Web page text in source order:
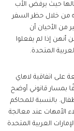
حيث يرفض الأب
من خلال حظر السفر
من الأحيان أن
إذا لم يفعلوا
المتحدة.
على اتفاقية لاهاي
بمسار قانوني أوضح
بالنسبة للمحاكم
الأمهات عند معالجة
العربية المتحدة